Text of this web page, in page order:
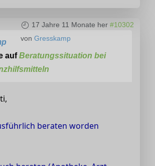
17 Jahre 11 Monate her #10302
von Gresskamp
aufBeratungssituation bei
beraten worden